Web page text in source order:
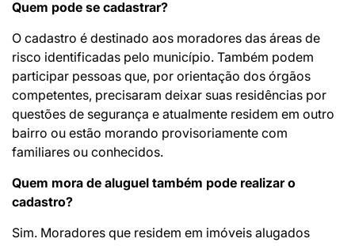
Quem pode se cadastrar?
O cadastro é destinado aos moradores das áreas de
risco identificadas pelo município. Também podem
participar pessoas que, por orientação dos órgãos
competentes, precisaram deixar suas residências por
questões de segurança e atualmente residem em outro
bairro ou estão morando provisoriamente com
familiares ou conhecidos.
Quem mora de aluguel também pode realizar o
cadastro?
Sim. Moradores que residem em imóveis alugados